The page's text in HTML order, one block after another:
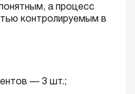
а процесс
контролируемым в
— 3 шт.;